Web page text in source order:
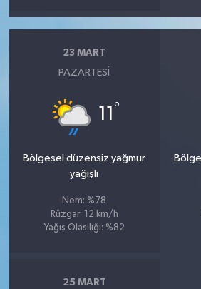
23 MART
PAZARTESI
11 °
Bölgesel düzensiz yağmur
yağışlı
Nem: %78
Rüzgar: 12 km/h
Yağış Olasılığı: %82
25 MART